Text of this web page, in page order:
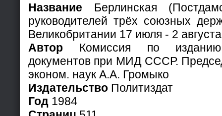
Название Берлинская
руководителей трёх союзных
Великобритании 17 июля - 2 августа
Автор Комиссия по изданию
документов при МИД СССР.
эконом. наук А.А. Громыко
Издательство Политиздат
Год 1984